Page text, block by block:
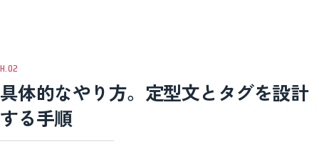
具体的なやり方。定型文とタグを設計
する手順